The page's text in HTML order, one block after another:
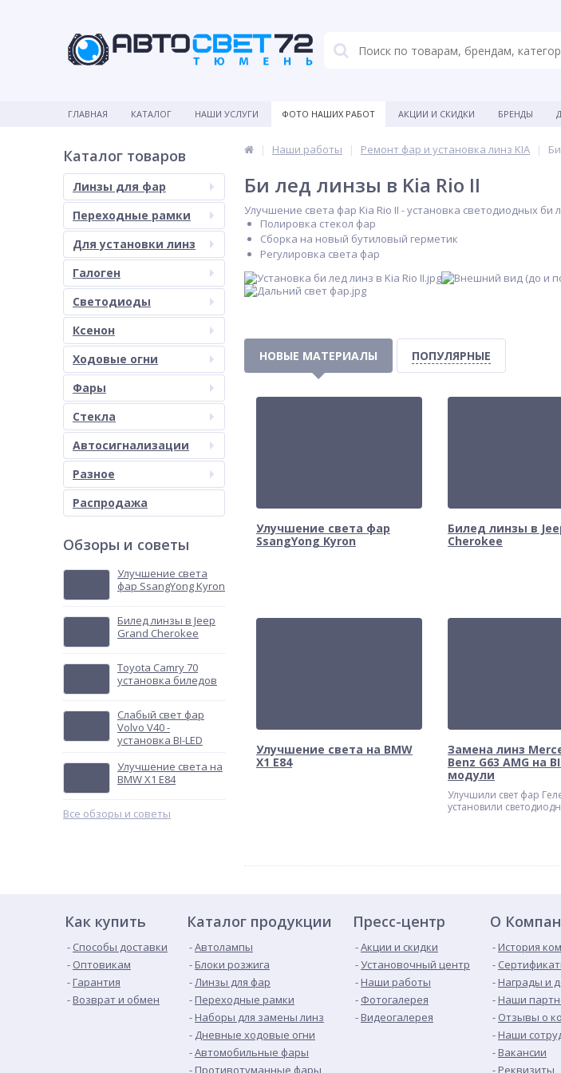
ГЛАВНАЯ КАТАЛОГ НАШИ УСЛУГИ ФОТО НАШИХ РАБОТ АКЦИИ И СКИДКИ БРЕНДЫ
Каталог товаров
Линзы для фар
Переходные рамки
Для установки линз
Галоген
Светодиоды
Ксенон
Ходовые огни
Фары
Стекла
Автосигнализации
Разное
Распродажа
Обзоры и советы
Улучшение света
фар SsangYong Kyron
Билед линзы в Jeep
Grand Cherokee
Toyota Camry 70
установка биледов
Слабый свет фар
Volvo V40 -
установка BI-LED
Улучшение света на
BMW X1 E84
Все обзоры и советы
Наши работы Ремонт фар и установка линз KIA
Би лед линзы в Kia Rio II
Улучшение света фар Kia Rio II - установка светодиодных би
Полировка стекол фар
Сборка на новый бутиловый герметик
Регулировка света фар
НОВЫЕ МАТЕРИАЛЫ ПОПУЛЯРНЫЕ
Улучшение света фар
SsangYong Kyron
Билед линзы в
Cherokee
Улучшение света на BMW
X1 E84
Замена линз
Benz G63 AMG на BI
модули
Улучшили свет фар
установили
Как купить
Способы доставки
Оптовикам
Гарантия
Возврат и обмен
Каталог продукции
Автолампы
Блоки розжига
Линзы для фар
Переходные рамки
Наборы для замены линз
Дневные ходовые огни
Автомобильные фары
Противотуманные фары
Пресс-центр
Акции и скидки
Установочный центр
Наши работы
Фотогалерея
Видеогалерея
О
История
Награды и
Наши
Отзывы о
Наши
Вакансии
Реквизиты